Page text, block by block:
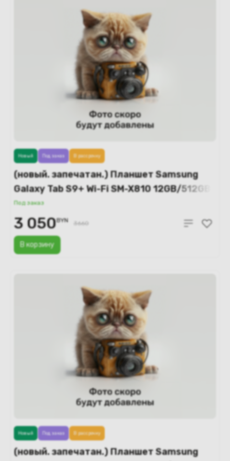
(новый. запечатан.) Планшет Samsung
Galaxy Tab S9+ Wi-Fi SM-X810 12GB/512GB
(бежевый)
Под заказ
В корзину
Новый Под заказ В рассрочку
3 050BYN 3660
(новый. запечатан.) Планшет Samsung
Новый Под заказ В рассрочку